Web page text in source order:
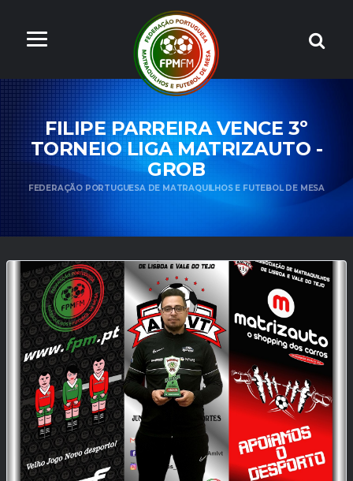
FILIPE PARREIRA VENCE 3º
TORNEIO LIGA MATRIZAUTO -
GROB
FEDERAÇÃO PORTUGUESA DE MATRAQUILHOS E FUTEBOL DE MESA